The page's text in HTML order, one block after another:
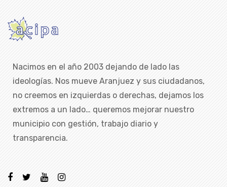
Nacimos en el año 2003 dejando de lado las
ideologías. Nos mueve Aranjuez y sus ciudadanos,
no creemos en izquierdas o derechas, dejamos los
extremos a un lado… queremos mejorar nuestro
municipio con gestión, trabajo diario y
transparencia.